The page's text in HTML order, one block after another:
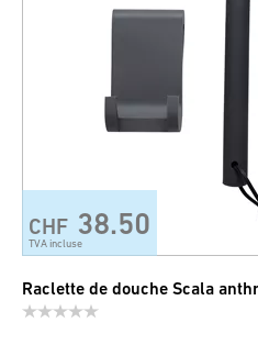
CHF 38.50
TVA incluse
Raclette de douche Scala